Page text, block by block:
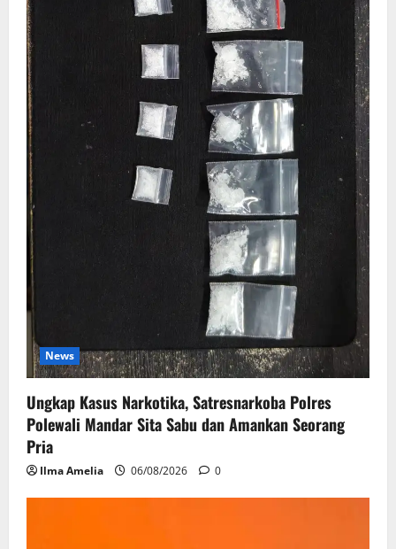
News
Ungkap Kasus Narkotika, Satresnarkoba Polres
Polewali Mandar Sita Sabu dan Amankan Seorang
Pria
Ilma Amelia 06/08/2026 0